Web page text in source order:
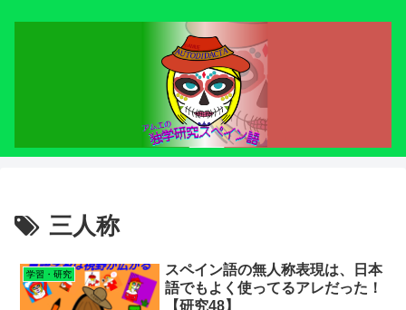
三人称
学習・研究
スペイン語の無人称表現は、日本
語でもよく使ってるアレだった！
【研究48】